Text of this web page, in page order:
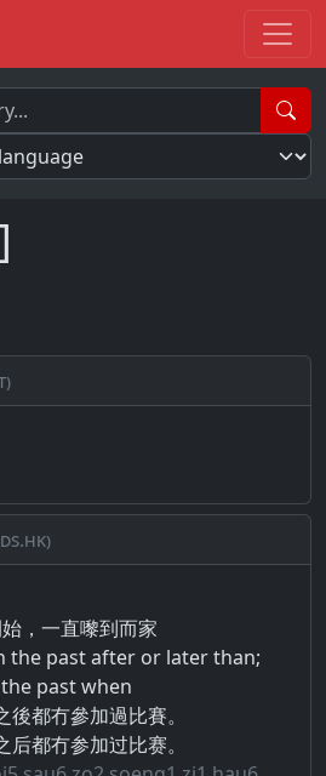
]
，​一直​嚟​到​而家
the past after or later than;
past when
後都冇參加過比賽。
后都冇参加过比赛。